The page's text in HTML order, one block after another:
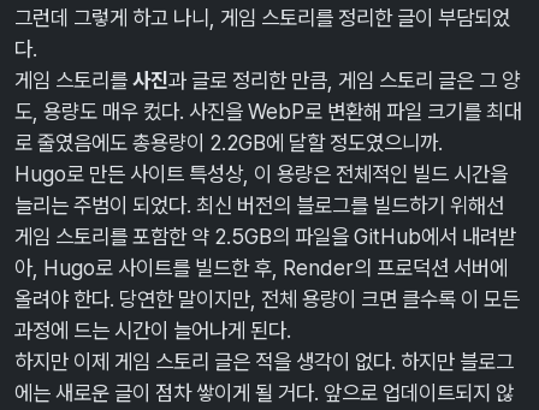
그런데 그렇게 하고 나니, 게임 스토리를 정리한 글이 부담되었
다.
게임 스토리를사진과 글로 정리한 만큼, 게임 스토리 글은 그 양
도, 용량도 매우 컸다. 사진을 WebP로 변환해 파일 크기를 최대
로 줄였음에도 총용량이 2.2GB에 달할 정도였으니까.
Hugo로 만든 사이트 특성상, 이 용량은 전체적인 빌드 시간을
늘리는 주범이 되었다. 최신 버전의 블로그를 빌드하기 위해선
게임 스토리를 포함한 약 2.5GB의 파일을 GitHub에서 내려받
아, Hugo로 사이트를 빌드한 후, Render의 프로덕션 서버에
올려야 한다. 당연한 말이지만, 전체 용량이 크면 클수록 이 모든
과정에 드는 시간이 늘어나게 된다.
하지만 이제 게임 스토리 글은 적을 생각이 없다. 하지만 블로그
에는 새로운 글이 점차 쌓이게 될 거다. 앞으로 업데이트되지 않